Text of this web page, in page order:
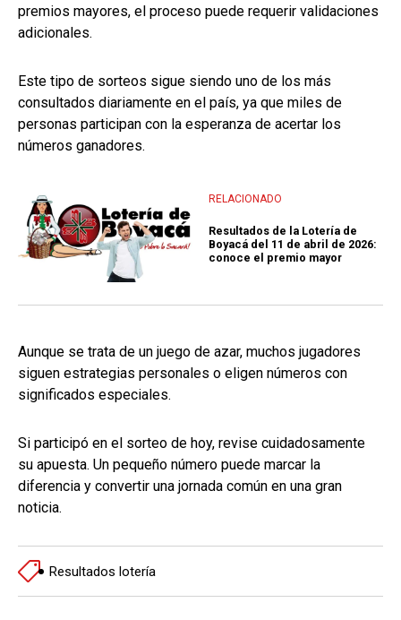
premios mayores, el proceso puede requerir validaciones
adicionales.
Este tipo de sorteos sigue siendo uno de los más
consultados diariamente en el país, ya que miles de
personas participan con la esperanza de acertar los
números ganadores.
RELACIONADO
Resultados de la Lotería de
Boyacá del 11 de abril de 2026:
conoce el premio mayor
Aunque se trata de un juego de azar, muchos jugadores
siguen estrategias personales o eligen números con
significados especiales.
Si participó en el sorteo de hoy, revise cuidadosamente
su apuesta. Un pequeño número puede marcar la
diferencia y convertir una jornada común en una gran
noticia.
Resultados lotería